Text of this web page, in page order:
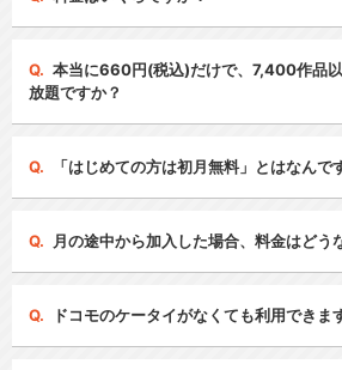
本当に660円(税込)だけで、7,400作品
放題ですか？
「はじめての方は初月無料」とはなんで
月の途中から加入した場合、料金はどう
ドコモのケータイがなくても利用できま